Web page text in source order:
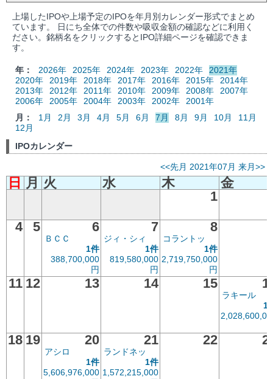
上場したIPOや上場予定のIPOを年月別カレンダー形式でまとめ
ています。 日にち全体での件数や吸収金額の確認などに利用く
ださい。銘柄名をクリックするとIPO詳細ページを確認できま
す。
年： 2026年 2025年 2024年 2023年 2022年
2021年
2020年
2019年 2018年 2017年 2016年 2015年
2014年
2013年
2012年 2011年 2010年 2009年 2008年
2007年
2006年
2005年 2004年 2003年 2002年
2001年
月：
1月 2月 3月 4月 5月 6月 7月 8月 9月 10月
11月
12月
IPOカレンダー
<<先月 2021年07月 来月>>
日 月 火 水 木
金
1
4
5 6
ＢＣＣ
1件
388,700,000
円
7
ジィ・シィ
1件
819,580,000
円
8
コラントッ
1件
2,719,750,000
円
11 12 13 14 15
ラキール
1
18 19 20
アシロ
1件
5,606,976,000
21
ランドネッ
1件
1,572,215,000
22